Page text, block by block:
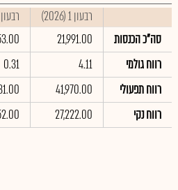
רבעון 1 (2026) רבעון 4 (2025)
סה"כ הכנסות
21,991.00
רווח גולמי
4.11
0.31
רווח תפעולי
41,970.00
רווח נקי
27,222.00